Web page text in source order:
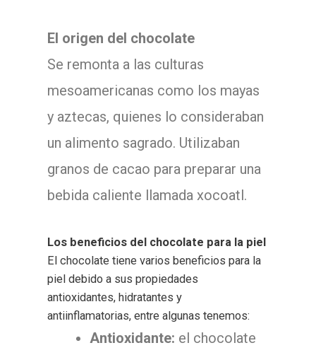
El origen del chocolate
Se remonta a las culturas
mesoamericanas como los mayas
y aztecas, quienes lo consideraban
un alimento sagrado. Utilizaban
granos de cacao para preparar una
bebida caliente llamada xocoatl.
Los beneficios del chocolate para la piel
El chocolate tiene varios beneficios para la
piel debido a sus propiedades
antioxidantes, hidratantes y
antiinflamatorias, entre algunas tenemos:
Antioxidante: el chocolate